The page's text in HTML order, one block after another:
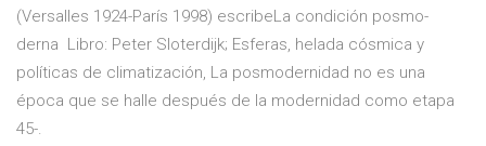
(Versalles 1924-París 1998) escribeLa condición posmo-
derna Libro: Peter Sloterdijk; Esferas, helada cósmica y
políticas de climatización, La posmodernidad no es una
época que se halle después de la modernidad como etapa
45-.